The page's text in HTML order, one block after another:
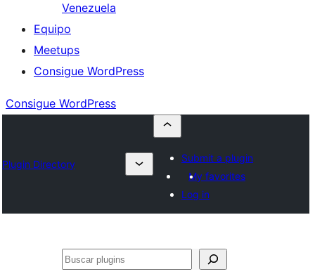
Venezuela
Equipo
Meetups
Consigue WordPress
Consigue WordPress
Plugin Directory
Submit a plugin
My favorites
Log in
Buscar